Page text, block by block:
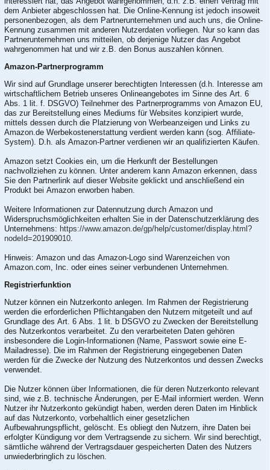
dem Anbieter abgeschlossen hat. Die Online-Kennung ist jedoch insoweit
personenbezogen, als dem Partnerunternehmen und auch uns, die Online-
Kennung zusammen mit anderen Nutzerdaten vorliegen. Nur so kann das
Partnerunternehmen uns mitteilen, ob derjenige Nutzer das Angebot
wahrgenommen hat und wir z.B. den Bonus auszahlen können.
Amazon-Partnerprogramm
Wir sind auf Grundlage unserer berechtigten Interessen (d.h. Interesse am
wirtschaftlichem Betrieb unseres Onlineangebotes im Sinne des Art. 6
Abs. 1 lit. f. DSGVO) Teilnehmer des Partnerprogramms von Amazon EU,
das zur Bereitstellung eines Mediums für Websites konzipiert wurde,
mittels dessen durch die Platzierung von Werbeanzeigen und Links zu
Amazon.de Werbekostenerstattung verdient werden kann (sog. Affiliate-
System). D.h. als Amazon-Partner verdienen wir an qualifizierten Käufen.
Amazon setzt Cookies ein, um die Herkunft der Bestellungen
nachvollziehen zu können. Unter anderem kann Amazon erkennen, dass
Sie den Partnerlink auf dieser Website geklickt und anschließend ein
Produkt bei Amazon erworben haben.
Weitere Informationen zur Datennutzung durch Amazon und
Widerspruchsmöglichkeiten erhalten Sie in der Datenschutzerklärung des
Unternehmens: https://www.amazon.de/gp/help/customer/display.html?
nodeId=201909010
Hinweis: Amazon und das Amazon-Logo sind Warenzeichen von
Amazon.com, Inc. oder eines seiner verbundenen Unternehmen.
Registrierfunktion
Nutzer können ein Nutzerkonto anlegen. Im Rahmen der Registrierung
werden die erforderlichen Pflichtangaben den Nutzern mitgeteilt und auf
Grundlage des Art. 6 Abs. 1 lit. b DSGVO zu Zwecken der Bereitstellung
des Nutzerkontos verarbeitet. Zu den verarbeiteten Daten gehören
insbesondere die Login-Informationen (Name, Passwort sowie eine E-
Mailadresse). Die im Rahmen der Registrierung eingegebenen Daten
werden für die Zwecke der Nutzung des Nutzerkontos und dessen Zwecks
verwendet.
Die Nutzer können über Informationen, die für deren Nutzerkonto relevant
sind, wie z.B. technische Änderungen, per E-Mail informiert werden. Wenn
Nutzer ihr Nutzerkonto gekündigt haben, werden deren Daten im Hinblick
auf das Nutzerkonto, vorbehaltlich einer gesetzlichen
Aufbewahrungspflicht, gelöscht. Es obliegt den Nutzern, ihre Daten bei
erfolgter Kündigung vor dem Vertragsende zu sichern. Wir sind berechtigt,
sämtliche während der Vertragsdauer gespeicherten Daten des Nutzers
unwiederbringlich zu löschen.